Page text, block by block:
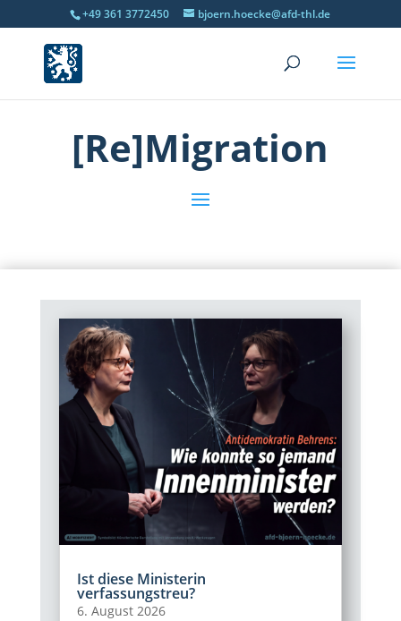
+49 361 3772450 bjoern.hoecke@afd-thl.de
[Re]Migration
Ist diese Ministerin
verfassungstreu?
6. August 2026